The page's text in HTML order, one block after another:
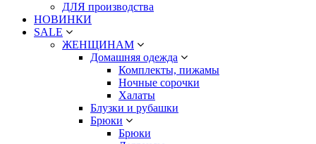
ДЛЯ производства
НОВИНКИ
SALE
ЖЕНЩИНАМ
Домашняя одежда
Комплекты, пижамы
Ночные сорочки
Халаты
Блузки и рубашки
Брюки
Брюки